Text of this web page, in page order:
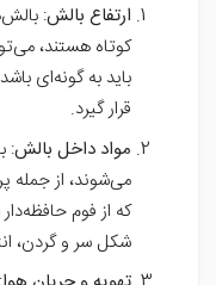
ارتفاع بالش:
کوتاه هستند،
باید به گونه‌ای
قرار گیرد.
مواد داخل بالش:
می‌شوند، از جمله
که از فوم
شکل سر و گردن،